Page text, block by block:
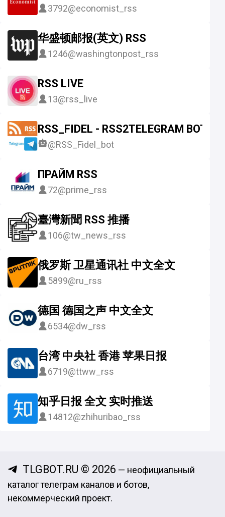
3792@economist_rss
华盛顿邮报(英文) RSS
1246@washingtonpost_rss
RSS LIVE
13@rss_live
RSS_FIDEL - RSS2TELEGRAM BOT
@RSS_Fidel_bot
ПРАЙМ RSS
72@prime_rss
臺灣新聞 RSS 推播
106@tw_news_rss
俄罗斯 卫星通讯社 中文全文
5899@ru_rss
德国 德国之声 中文全文
6534@dw_rss
台湾 中央社 香港 苹果日报
6719@ttww_rss
知乎日报 全文 实时推送
14812@zhihuribao_rss
TLGBOT.RU © 2026 — неофициальный
каталог телеграм каналов и ботов,
некоммерческий проект.